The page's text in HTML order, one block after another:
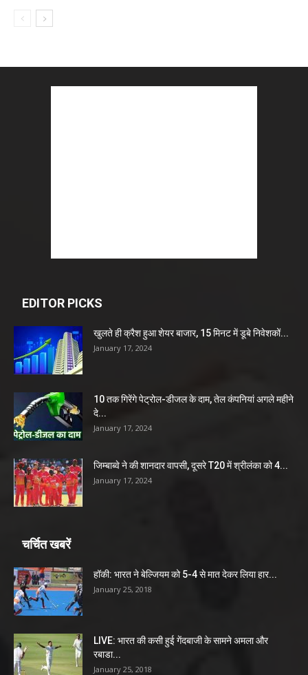
EDITOR PICKS
खुलते ही क्रैश हुआ शेयर बाजार, 15 मिनट में डूबे निवेशकों...
January 17, 2024
10 तक गिरेंगे पेट्रोल-डीजल के दाम, तेल कंपनियां अगले महीने
दे...
January 17, 2024
जिम्बाब्वे ने की शानदार वापसी, दूसरे T20 में श्रीलंका को 4...
January 17, 2024
चर्चित खबरें
हॉकी: भारत ने बेल्जियम को 5-4 से मात देकर लिया हार...
January 25, 2018
LIVE: भारत की कसी हुई गेंदबाजी के सामने अमला और
रबाडा...
January 25, 2018